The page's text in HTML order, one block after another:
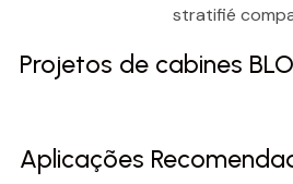
Projetos de cabines
Aplicações